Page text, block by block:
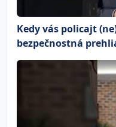
Kedy vás policajt
bezpečnostná